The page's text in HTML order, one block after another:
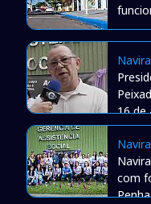
16 de
com
Penha